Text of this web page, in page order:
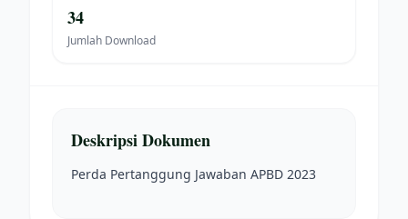
34
Jumlah Download
Deskripsi Dokumen
Perda Pertanggung Jawaban APBD 2023